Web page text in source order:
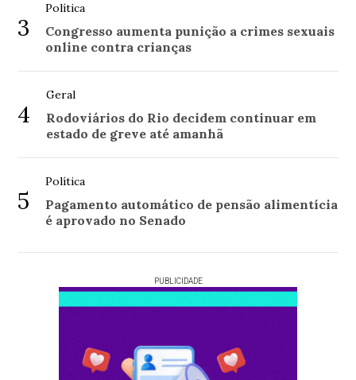
3
Política
Congresso aumenta punição a crimes sexuais
online contra crianças
4
Geral
Rodoviários do Rio decidem continuar em
estado de greve até amanhã
5
Política
Pagamento automático de pensão alimentícia
é aprovado no Senado
PUBLICIDADE